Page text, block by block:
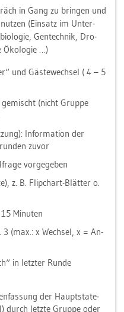
in Gang zu brin­gen und
(Ein­satz im Un­ter­
Gen­tech­nik, Dro­
Öko­lo­gie …)
und Gäs­te­wech­sel ( 4 – 5
(nicht Grup­pe
In­for­ma­ti­on der
zuvor
vor­ge­ge­ben
z. B. Flip­chart-Blät­ter o.
Mi­nu­ten
(max.: x Wech­sel, x = An­
in letz­ter Runde
der Haupt­state­
durch letz­te Grup­pe oder